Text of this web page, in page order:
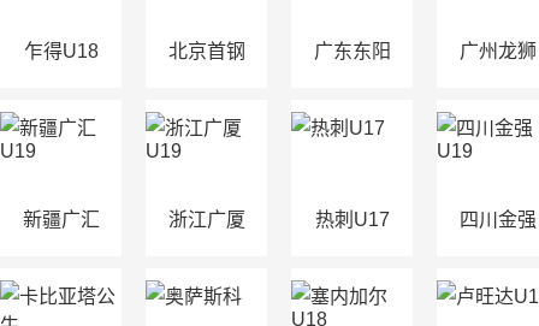
乍得U18 北京首钢 广东东阳 广州龙狮
新疆广汇 浙江广厦 热刺U17 四川金强